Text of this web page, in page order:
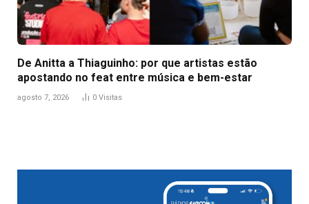
De Anitta a Thiaguinho: por que artistas estão
apostando no feat entre música e bem-estar
agosto 7, 2026 0 Visitas